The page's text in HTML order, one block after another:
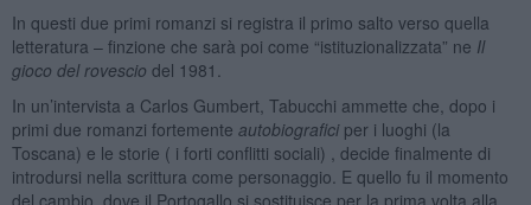
In questi due primi romanzi si registra il primo salto verso quella
letteratura – finzione che sarà poi come “istituzionalizzata” ne Il
gioco del rovescio del 1981.
In un’intervista a Carlos Gumbert, Tabucchi ammette che, dopo i
primi due romanzi fortemente autobiografici per i luoghi (la
Toscana) e le storie ( i forti conflitti sociali) , decide finalmente di
introdursi nella scrittura come personaggio. E quello fu il momento
del cambio, dove il Portogallo si sostituisce per la prima volta alla